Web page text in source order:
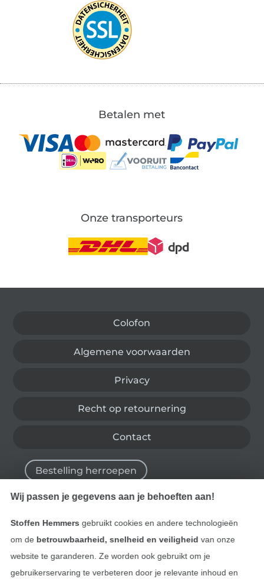
Betalen met
Onze transporteurs
Colofon
Algemene voorwaarden
Privacy
Recht op retournering
Contact
Bestelling herroepen
Vind meer inspiratie
Wij passen je gegevens aan je behoeften aan!
Stoffen Hemmers gebruikt cookies en andere technologieën
om de betrouwbaarheid, snelheid en veiligheid van onze
website te garanderen. Ze worden ook gebruikt om je
gebruikerservaring te verbeteren door je relevante inhoud en